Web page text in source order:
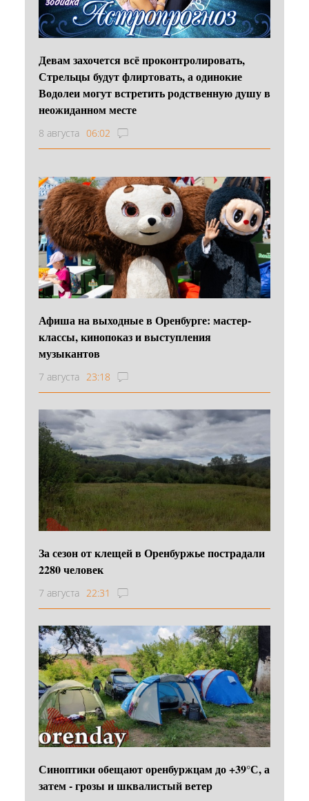
Девам захочется всё проконтролировать,
Стрельцы будут флиртовать, а одинокие
Водолеи могут встретить родственную душу в
неожиданном месте
8 августа 06:02
Афиша на выходные в Оренбурге: мастер-
классы, кинопоказ и выступления
музыкантов
7 августа 23:18
За сезон от клещей в Оренбуржье пострадали
2280 человек
7 августа 22:31
Синоптики обещают оренбуржцам до +39°С, а
затем - грозы и шквалистый ветер